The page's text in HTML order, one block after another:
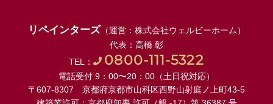
リペインターズ（運営：株式会社ウェルビーホーム）
代表：高橋 彰
TEL：
0800-111-5322
電話受付 9：00〜20：00（土日祝対応）
〒607-8307 京都府京都市山科区西野山射庭ノ上町43-5